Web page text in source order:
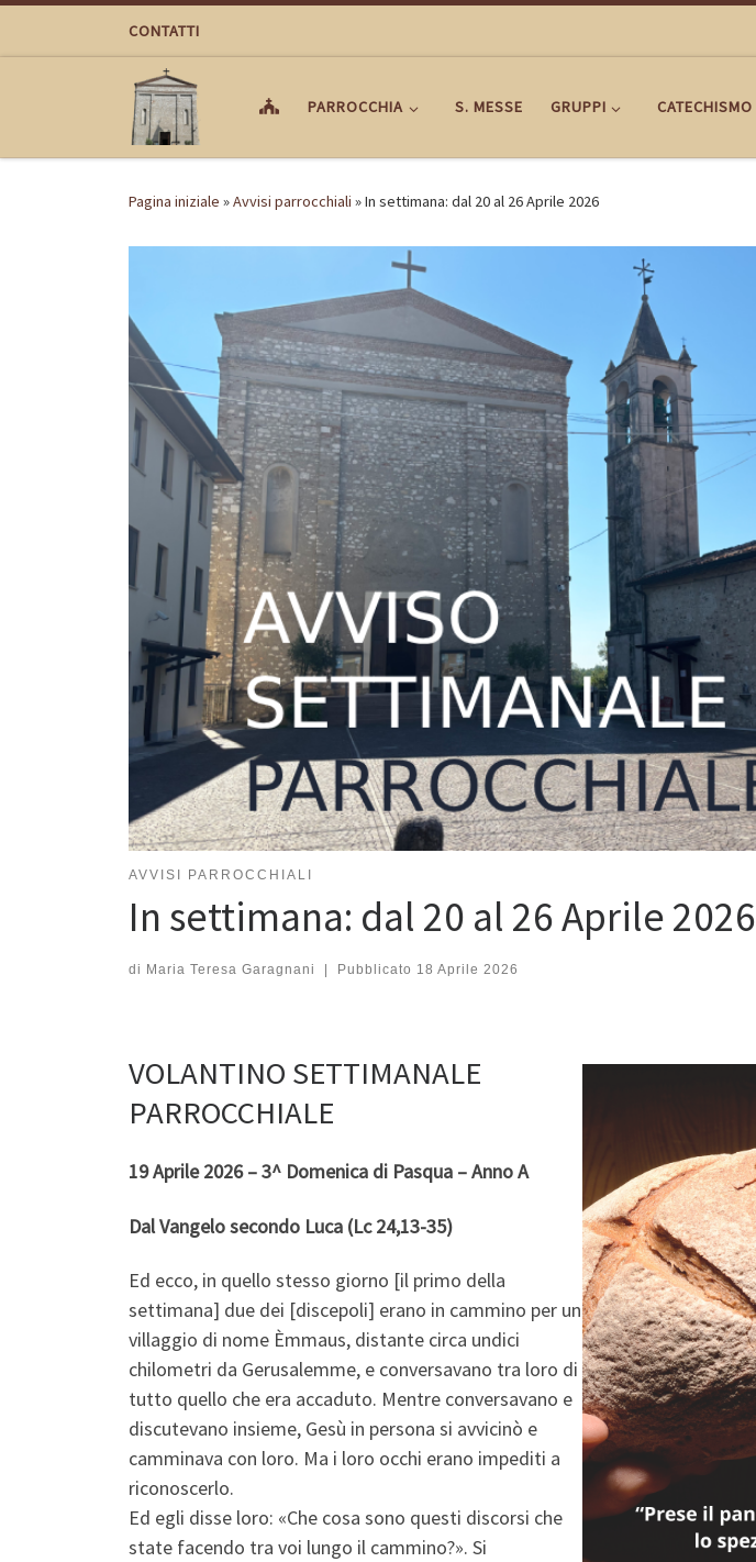
Passa al contenutoCONTATTI
PARROCCHIA S. MESSE GRUPPI CATECHISMO
Pagina iniziale »Avvisi parrocchiali »In settimana: dal 20 al 26 Aprile 2026
AVVISI PARROCCHIALI
In settimana: dal 20 al 26 Aprile 2026
di Maria Teresa Garagnani | Pubblicato 18 Aprile 2026
VOLANTINO SETTIMANALE
PARROCCHIALE
19 Aprile 2026 – 3^ Domenica di Pasqua – Anno A
Dal Vangelo secondo Luca (Lc 24,13-35)
Ed ecco, in quello stesso giorno [il primo della
settimana] due dei [discepoli] erano in cammino per un
villaggio di nome Èmmaus, distante circa undici
chilometri da Gerusalemme, e conversavano tra loro di
tutto quello che era accaduto. Mentre conversavano e
discutevano insieme, Gesù in persona si avvicinò e
camminava con loro. Ma i loro occhi erano impediti a
riconoscerlo.
Ed egli disse loro: «Che cosa sono questi discorsi che
state facendo tra voi lungo il cammino?». Si